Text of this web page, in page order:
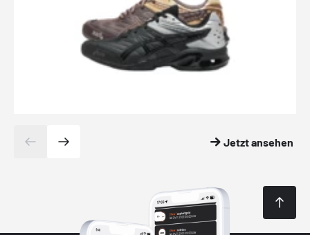
Jetzt ansehen